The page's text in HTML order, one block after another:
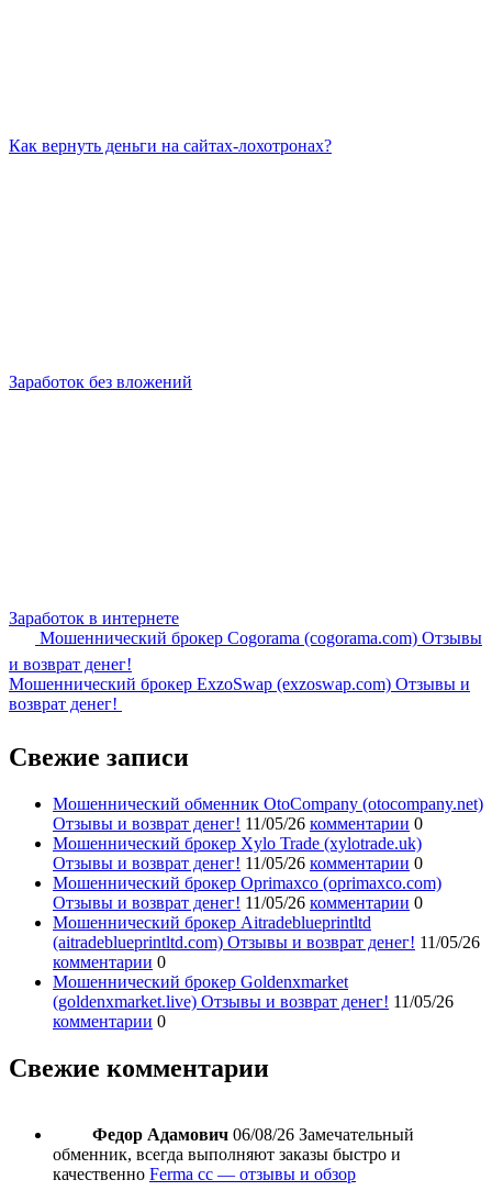
Как вернуть деньги на сайтах-лохотронах?
Заработок без вложений
Заработок в интернете
Мошеннический брокер Cogorama (cogorama.com) Отзывы
и возврат денег!
Мошеннический брокер ExzoSwap (exzoswap.com) Отзывы и
возврат денег!
Свежие записи
Мошеннический обменник OtoCompany (otocompany.net)
Отзывы и возврат денег! 11/05/26 комментарии 0
Мошеннический брокер Xylo Trade (xylotrade.uk)
Отзывы и возврат денег! 11/05/26 комментарии 0
Мошеннический брокер Oprimaxco (oprimaxco.com)
Отзывы и возврат денег! 11/05/26 комментарии 0
Мошеннический брокер Aitradeblueprintltd
(aitradeblueprintltd.com) Отзывы и возврат денег! 11/05/26
комментарии 0
Мошеннический брокер Goldenxmarket
(goldenxmarket.live) Отзывы и возврат денег! 11/05/26
комментарии 0
Свежие комментарии
Федор Адамович 06/08/26 Замечательный
обменник, всегда выполняют заказы быстро и
качественно Ferma cc — отзывы и обзор